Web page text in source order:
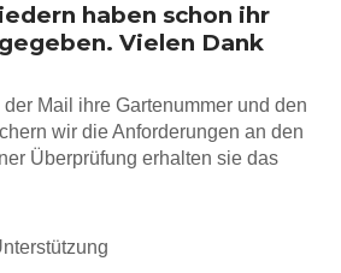
haben schon ihr
Vielen Dank
Mail ihre Gartenummer und den
wir die Anforderungen an den
Überprüfung erhalten sie das